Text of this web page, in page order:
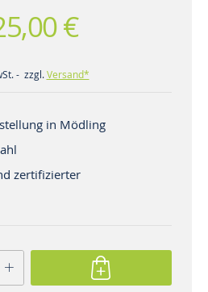
€
- zzgl.Versand*
in Mödling
zertifizierter